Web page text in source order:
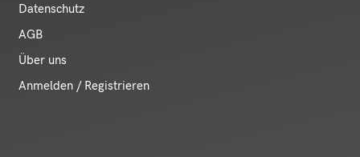
Datenschutz
AGB
Über uns
Anmelden / Registrieren